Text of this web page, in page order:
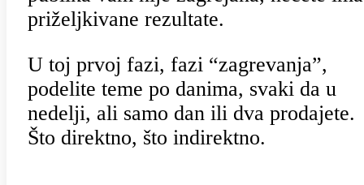
priželjkivane rezultate.
U toj prvoj fazi, fazi “zagrevanja”,
podelite teme po danima, svaki da u
nedelji, ali samo dan ili dva prodajete.
Što direktno, što indirektno.